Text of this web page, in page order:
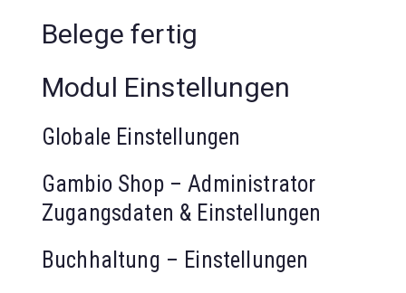
Belege fertig
Modul Einstellungen
Globale Einstellungen
Gambio Shop – Administrator
Zugangsdaten & Einstellungen
Buchhaltung – Einstellungen